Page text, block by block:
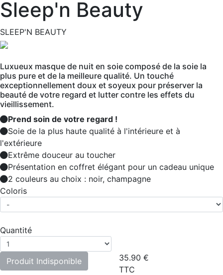
Sleep'n Beauty
SLEEP'N BEAUTY
Luxueux masque de nuit en soie composé de la soie la
plus pure et de la meilleure qualité. Un touché
exceptionnellement doux et soyeux pour préserver la
beauté de votre regard et lutter contre les effets du
vieillissement.
Prend soin de votre regard !
Soie de la plus haute qualité à l'intérieure et à
l'extérieure
Extrême douceur au toucher
Présentation en coffret élégant pour un cadeau unique
2 couleurs au choix : noir, champagne
Coloris
Quantité
Produit Indisponible 35.90 €
TTC